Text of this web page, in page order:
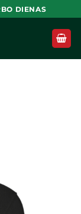
DIENAS